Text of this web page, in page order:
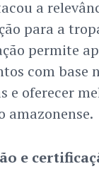
a
para a
permite
com base
e oferecer
amazonense.
e